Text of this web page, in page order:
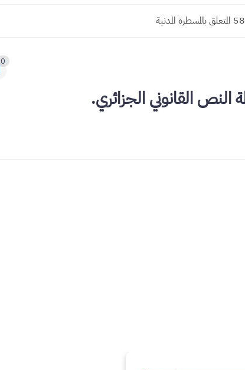
0
النص القانوني الجزائري.